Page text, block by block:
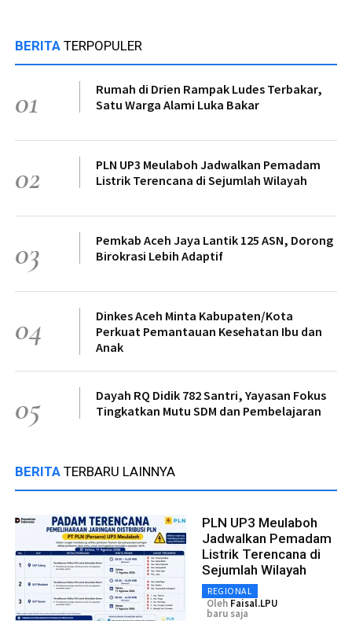
BERITA TERPOPULER
01
Rumah di Drien Rampak Ludes Terbakar,
Satu Warga Alami Luka Bakar
02
PLN UP3 Meulaboh Jadwalkan Pemadam
Listrik Terencana di Sejumlah Wilayah
03
Pemkab Aceh Jaya Lantik 125 ASN, Dorong
Birokrasi Lebih Adaptif
04
Dinkes Aceh Minta Kabupaten/Kota
Perkuat Pemantauan Kesehatan Ibu dan
Anak
05
Dayah RQ Didik 782 Santri, Yayasan Fokus
Tingkatkan Mutu SDM dan Pembelajaran
BERITA TERBARU LAINNYA
PLN UP3 Meulaboh
Jadwalkan Pemadam
Listrik Terencana di
Sejumlah Wilayah
REGIONAL
Oleh Faisal.LPU
baru saja